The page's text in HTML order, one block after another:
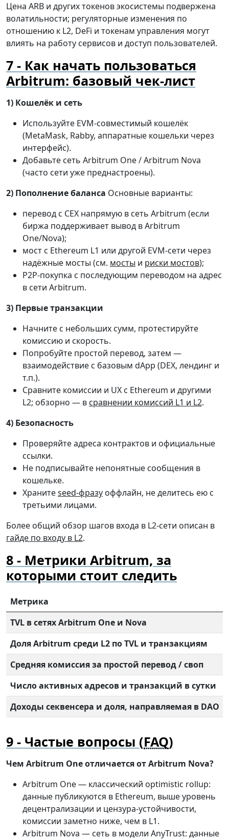
Цена ARB и других токенов экосистемы подвержена
волатильности; регуляторные изменения по
отношению к L2, DeFi и токенам управления могут
влиять на работу сервисов и доступ пользователей.
Как начать пользоваться
Arbitrum: базовый чек-лист
1) Кошелёк и сеть
Используйте EVM-совместимый кошелёк
(MetaMask, Rabby, аппаратные кошельки через
интерфейс).
Добавьте сеть Arbitrum One / Arbitrum Nova
(часто сети уже преднастроены).
2) Пополнение баланса Основные варианты:
перевод с CEX напрямую в сеть Arbitrum (если
биржа поддерживает вывод в Arbitrum
One/Nova);
мост с Ethereum L1 или другой EVM-сети через
надёжные мосты (см. мосты и риски мостов);
P2P-покупка с последующим переводом на адрес
в сети Arbitrum.
3) Первые транзакции
Начните с небольших сумм, протестируйте
комиссию и скорость.
Попробуйте простой перевод, затем —
взаимодействие с базовым dApp (DEX, лендинг и
т.п.).
Сравните комиссии и UX с Ethereum и другими
L2; обзорно — в сравнении комиссий L1 и L2.
4) Безопасность
Проверяйте адреса контрактов и официальные
ссылки.
Не подписывайте непонятные сообщения в
кошельке.
Хранитеseed-фразу оффлайн, не делитесь ею с
третьими лицами.
Более общий обзор шагов входа в L2-сети описан в
гайде по входу в L2.
Метрики Arbitrum, за
которыми стоит следить
Метрика
TVL в сетях Arbitrum One и Nova
Доля Arbitrum среди L2 по TVL и транзакциям
Средняя комиссия за простой перевод / своп
Число активных адресов и транзакций в сутки
Доходы секвенсера и доля, направляемая в DAO
Частые вопросы (FAQ)
Чем Arbitrum One отличается от Arbitrum Nova?
Arbitrum One — классический optimistic rollup:
данные публикуются в Ethereum, выше уровень
децентрализации и цензура-устойчивости,
комиссии заметно ниже, чем в L1.
Arbitrum Nova — сеть в модели AnyTrust: данные